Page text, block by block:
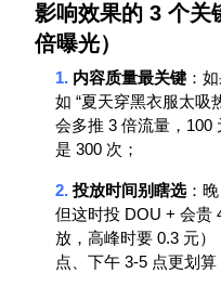
影响效果的 3 个关
倍曝光）
1. 内容质量最关键 ：
如 “夏天穿黑衣服太吸
会多推 3 倍流量， 100
是 300 次；
2. 投放时间别瞎选：晚
但这时投 DOU + 会贵
放，高峰时要 0.3 元）
点、下午 3-5 点更划算